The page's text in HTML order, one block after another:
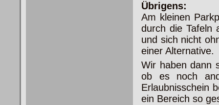
Übrigens:
Am kleinen
durch die Tafeln
und sich nicht
einer Alternative.
Wir haben dann
ob es noch
Erlaubnisschein
ein Bereich so